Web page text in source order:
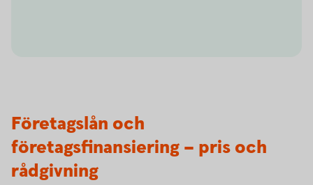
Företagslån och
företagsfinansiering – pris och
rådgivning